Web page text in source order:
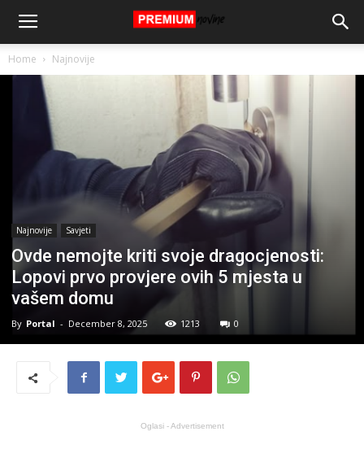
Home Najnovije
Najnovije Savjeti
Ovde nemojte kriti svoje dragocjenosti:
Lopovi prvo provjere ovih 5 mjesta u
vašem domu
By Portal - December 8, 2025 1213 0
Oglasi - Advertisement